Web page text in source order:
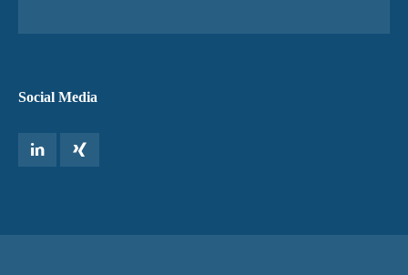
Social Media